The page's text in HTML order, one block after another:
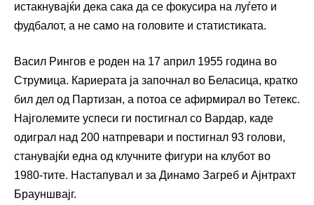
истакнувајќи дека сака да се фокусира на луѓето и
фудбалот, а не само на головите и статистиката.
Васил Рингов е роден на 17 април 1955 година во
Струмица. Кариерата ја започнал во Беласица, кратко
бил дел од Партизан, а потоа се афирмирал во Тетекс.
Најголемите успеси ги постигнал со Вардар, каде
одиграл над 200 натпревари и постигнал 93 голови,
станувајќи една од клучните фигури на клубот во
1980-тите. Настапувал и за Динамо Загреб и Ајнтрахт
Брауншвајг.